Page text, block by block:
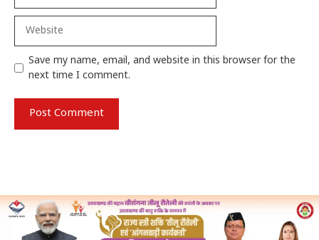
Save my name, email, and website in this browser for the
next time I comment.